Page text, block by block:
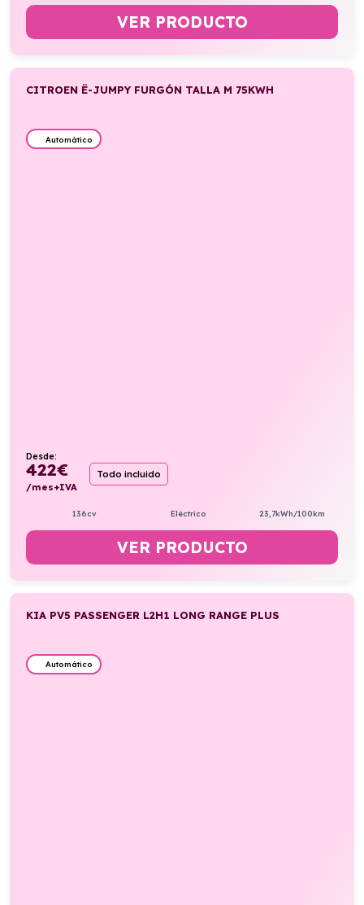
VER PRODUCTO
CITROEN Ë-JUMPY FURGÓN TALLA M 75KWH
Automático
Desde:
422€
/mes+IVA
Todo incluido
136cv Eléctrico 23,7kWh/100km
VER PRODUCTO
KIA PV5 PASSENGER L2H1 LONG RANGE PLUS
Automático